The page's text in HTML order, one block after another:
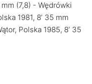
(7,8) - Wędrówki
1981, 8’ 35 mm
Polska 1985, 8’ 35